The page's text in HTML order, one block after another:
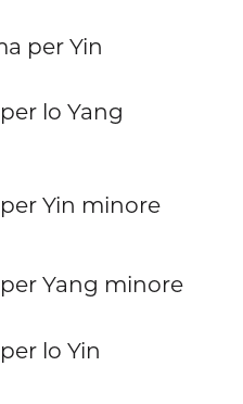
per Yin
lo Yang
Yin minore
Yang minore
lo Yin